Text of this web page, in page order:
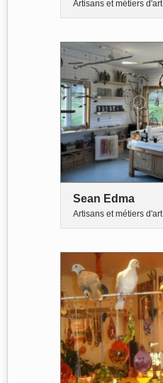
Artisans et métiers d'art
Sean Edma
Artisans et métiers d'art